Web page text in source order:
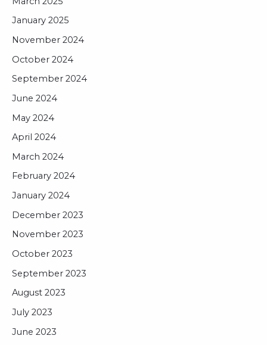
January 2025
November 2024
October 2024
September 2024
June 2024
May 2024
April 2024
March 2024
February 2024
January 2024
December 2023
November 2023
October 2023
September 2023
August 2023
July 2023
June 2023